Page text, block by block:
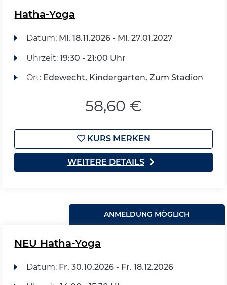
Hatha-Yoga
Datum: Mi. 18.11.2026 - Mi. 27.01.2027
Uhrzeit: 19:30 - 21:00 Uhr
Ort: Edewecht, Kindergarten, Zum Stadion
58,60 €
KURS MERKEN
WEITERE DETAILS
ANMELDUNG MÖGLICH
NEU Hatha-Yoga
Datum: Fr. 30.10.2026 - Fr. 18.12.2026